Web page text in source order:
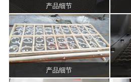
产品细节
产品细节